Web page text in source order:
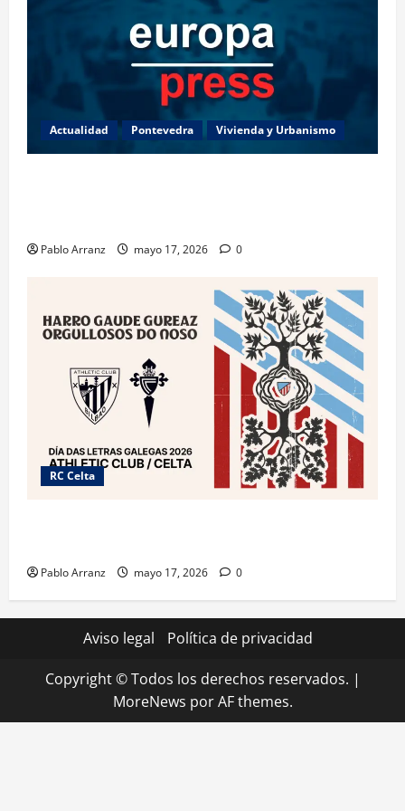
Actualidad Pontevedra Vivienda y Urbanismo
Pablo Arranz mayo 17, 2026 0
RC Celta
Pablo Arranz mayo 17, 2026 0
Aviso legal Política de privacidad
Copyright © Todos los derechos reservados. |
MoreNews por AF themes.